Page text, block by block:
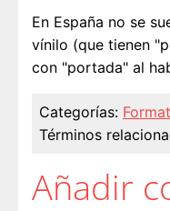
En España no se
vínilo (que tienen
con "portada" al
Categorías:
Términos
Añadir